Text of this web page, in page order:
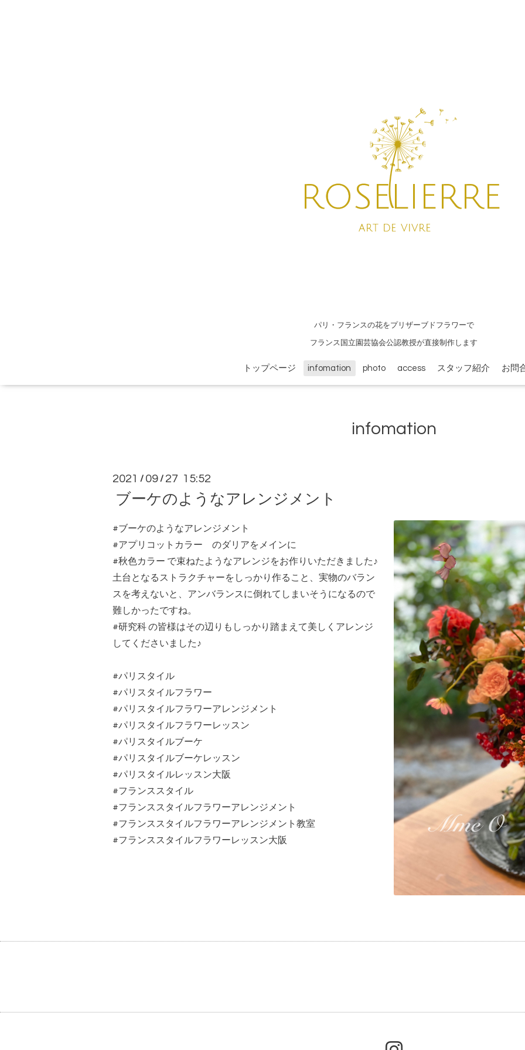
パリ・フランスの花をプリザーブドフラワーで
フランス国立園芸協会公認教授が直接制作します
トップページ infomation photo access スタッフ紹介 お問
infomation
2021 / 09 / 27 15:52
ブーケのようなアレンジメント
#ブーケのようなアレンジメント
#アプリコットカラー のダリアをメインに
#秋色カラー で束ねたようなアレンジをお作りいただきました♪
土台となるストラクチャーをしっかり作ること、実物のバラン
スを考えないと、アンバランスに倒れてしまいそうになるので
難しかったですね。
#研究科 の皆様はその辺りもしっかり踏まえて美しくアレンジ
してくださいました♪
#パリスタイル
#パリスタイルフラワー
#パリスタイルフラワーアレンジメント
#パリスタイルフラワーレッスン
#パリスタイルブーケ
#パリスタイルブーケレッスン
#パリスタイルレッスン大阪
#フランススタイル
#フランススタイルフラワーアレンジメント
#フランススタイルフラワーアレンジメント教室
#フランススタイルフラワーレッスン大阪